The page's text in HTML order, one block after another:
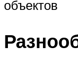
объектов